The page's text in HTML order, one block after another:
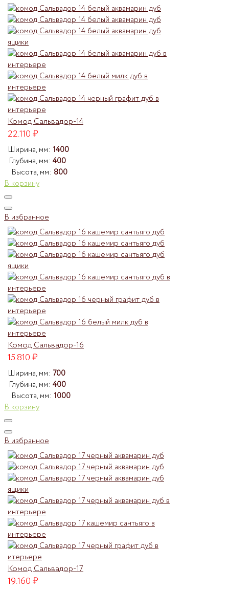
Комод Сальвадор-14
22.110₽
Ширина, мм: 1400
Глубина, мм: 400
Высота, мм: 800
В корзину
В избранное
Комод Сальвадор-16
15.810₽
Ширина, мм: 700
Глубина, мм: 400
Высота, мм: 1000
В корзину
В избранное
Комод Сальвадор-17
19.160₽